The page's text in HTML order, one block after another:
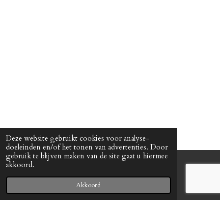
Deze website gebruikt cookies voor analyse-
doeleinden en/of het tonen van advertenties. Door
gebruik te blijven maken van de site gaat u hiermee
akkoord.
Akkoord
© 2023 - 2026 The Gin Corner
Powered by